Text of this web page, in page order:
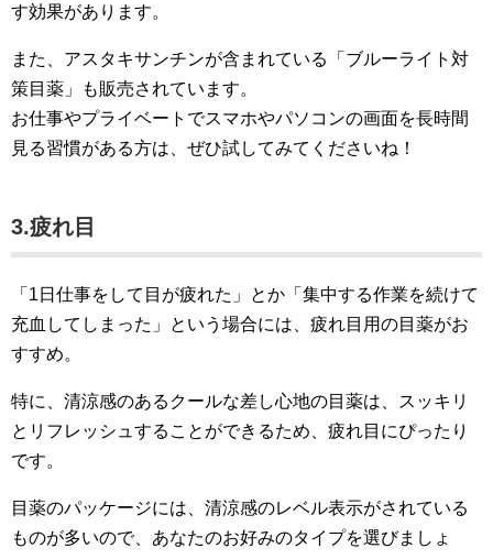
す効果があります。
また、アスタキサンチンが含まれている「ブルーライト対
策目薬」も販売されています。
お仕事やプライベートでスマホやパソコンの画面を長時間
見る習慣がある方は、ぜひ試してみてくださいね！
3.疲れ目
「1日仕事をして目が疲れた」とか「集中する作業を続けて
充血してしまった」という場合には、疲れ目用の目薬がお
すすめ。
特に、清涼感のあるクールな差し心地の目薬は、スッキリ
とリフレッシュすることができるため、疲れ目にぴったり
です。
目薬のパッケージには、清涼感のレベル表示がされている
ものが多いので、あなたのお好みのタイプを選びましょ